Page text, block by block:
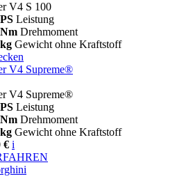
V4 S 100
Leistung
Drehmoment
Gewicht ohne Kraftstoff
V4 Supreme®
V4 Supreme®
Leistung
Drehmoment
Gewicht ohne Kraftstoff
€ i